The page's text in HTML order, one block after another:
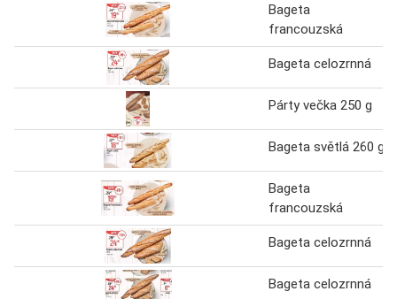
Bageta
francouzská
Bageta celozrnná
Párty večka 250 g
Bageta světlá 260 g
Bageta
francouzská
Bageta celozrnná
Bageta celozrnná